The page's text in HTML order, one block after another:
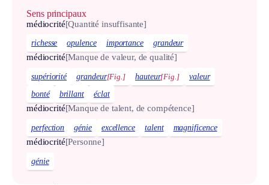
Sens principaux
médiocrité[Quantité insuffisante]
richesse opulence importance grandeur
médiocrité[Manque de valeur, de qualité]
supériorité grandeur[Fig.] hauteur[Fig.]
valeur
bonté
brillant éclat
médiocrité[Manque de talent, de compétence]
perfection génie excellence talent magnificence
médiocrité[Personne]
génie